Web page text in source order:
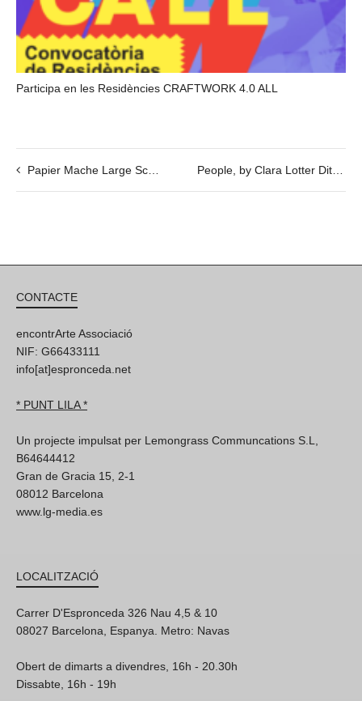
Participa en les Residències CRAFTWORK 4.0 ALL
Papier Mache Large Scale Workshop with Tom Campbell
CONTACTE
encontrArte Associació
NIF: G66433111
info[at]espronceda.net
* PUNT LILA *
Un projecte impulsat per Lemongrass Communcations S.L,
B64644412
Gran de Gracia 15, 2-1
08012 Barcelona
www.lg-media.es
LOCALITZACIÓ
Carrer D'Espronceda 326 Nau 4,5 & 10
08027 Barcelona, Espanya. Metro: Navas
Obert de dimarts a divendres, 16h - 20.30h
Dissabte, 16h - 19h